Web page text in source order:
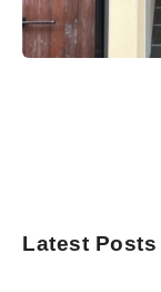
Latest Posts